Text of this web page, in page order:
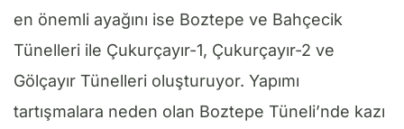
en önemli ayağını ise Boztepe ve Bahçecik
Tünelleri ile Çukurçayır-1, Çukurçayır-2 ve
Gölçayır Tünelleri oluşturuyor. Yapımı
tartışmalara neden olan Boztepe Tüneli’nde kazı